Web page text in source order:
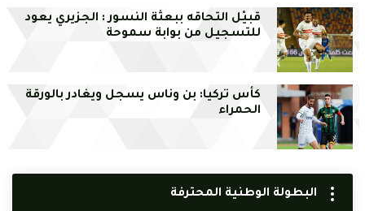
قبيْل التحاقه ببعثة النسور : الجزيري يعود
للتسجيل من بوابة سموحة
كأس تركيا: بن وناس يسجل ويغادر بالورقة
الحمراء
البطولة الوطنية المحترفة